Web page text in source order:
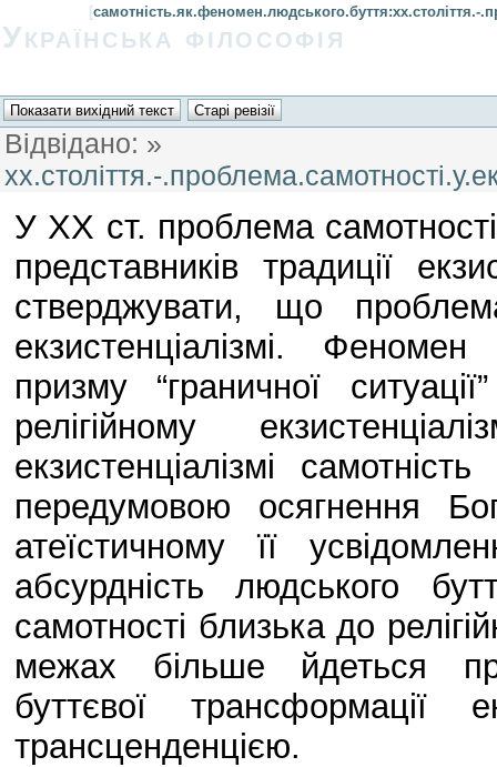
[самотність.як.феномен.людського.буття:хх.століття.-
Українська філософія
Відвідано: »
хх.століття.-
У ХХ ст. проблема
представників традиції
стверджувати, що
екзистенціалізмі.
призму “граничної
релігійному
екзистенціалізмі
передумовою осягнення
атеїстичному її
абсурдність людського
самотності близька до
межах більше йдеться
буттєвої трансформації
трансценденцією.